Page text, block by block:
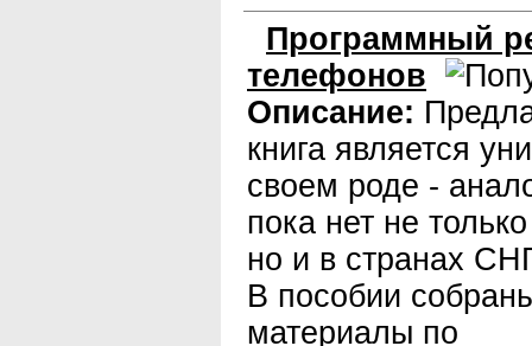
Программный
телефонов
Описание:
книга является
своем роде -
пока нет не
но и в странах
В пособии
материалы по